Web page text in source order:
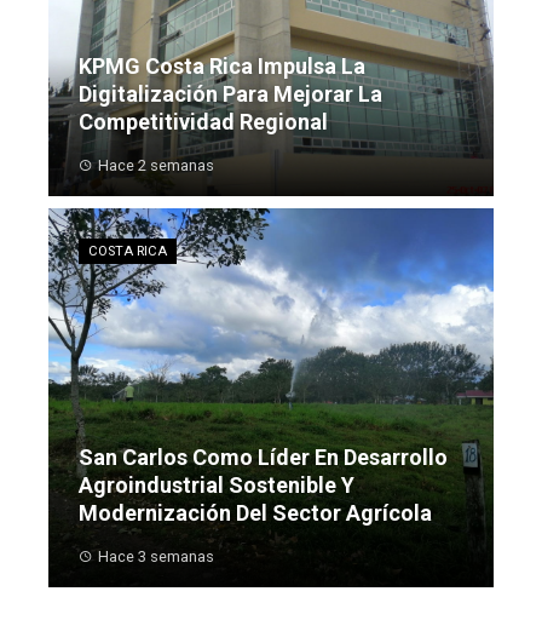
KPMG Costa Rica Impulsa La
Digitalización Para Mejorar La
Competitividad Regional
Hace 2 semanas
COSTA RICA
San Carlos Como Líder En Desarrollo
Agroindustrial Sostenible Y
Modernización Del Sector Agrícola
Hace 3 semanas